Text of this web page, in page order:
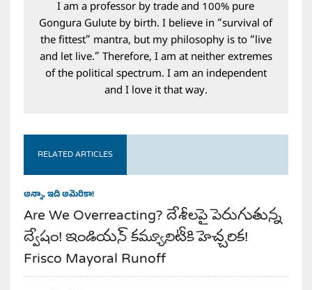
I am a professor by trade and 100% pure
Gongura Gulute by birth. I believe in “survival of
the fittest” mantra, but my philosophy is to “live
and let live.” Therefore, I am at neither extremes
of the political spectrum. I am an independent
and I love it that way.
RELATED ARTICLES
అన్నా, ఇది అమెరికా!
Are We Overreacting? దేశీలపై పెరుగుతున్న
ద్వేషం! ఇండియన్ కమ్యూనిటీకి హెచ్చరిక!
Frisco Mayoral Runoff